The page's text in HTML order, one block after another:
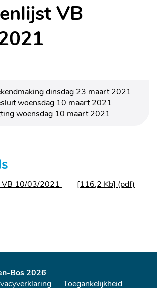
VB
dinsdag 23 maart 2021
woensdag 10 maart 2021
woensdag 10 maart 2021
VB 10/03/2021 116,2 Kb pdf
Bos 2026
Toegankelijkheid